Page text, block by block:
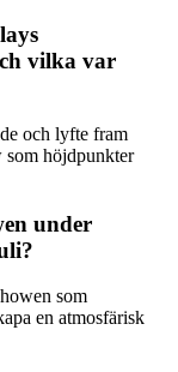
vilka var
och lyfte fram
höjdpunkter
under
som
en atmosfärisk